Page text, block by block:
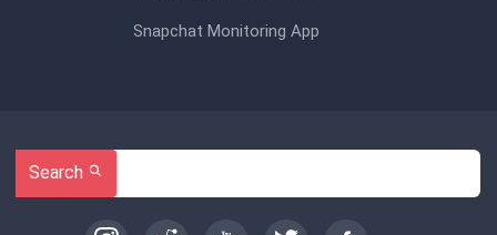
Snapchat Monitoring App